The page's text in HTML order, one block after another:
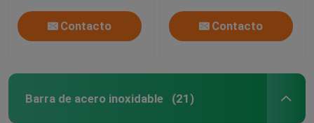
Contacto Contacto
Barra de acero inoxidable (21)